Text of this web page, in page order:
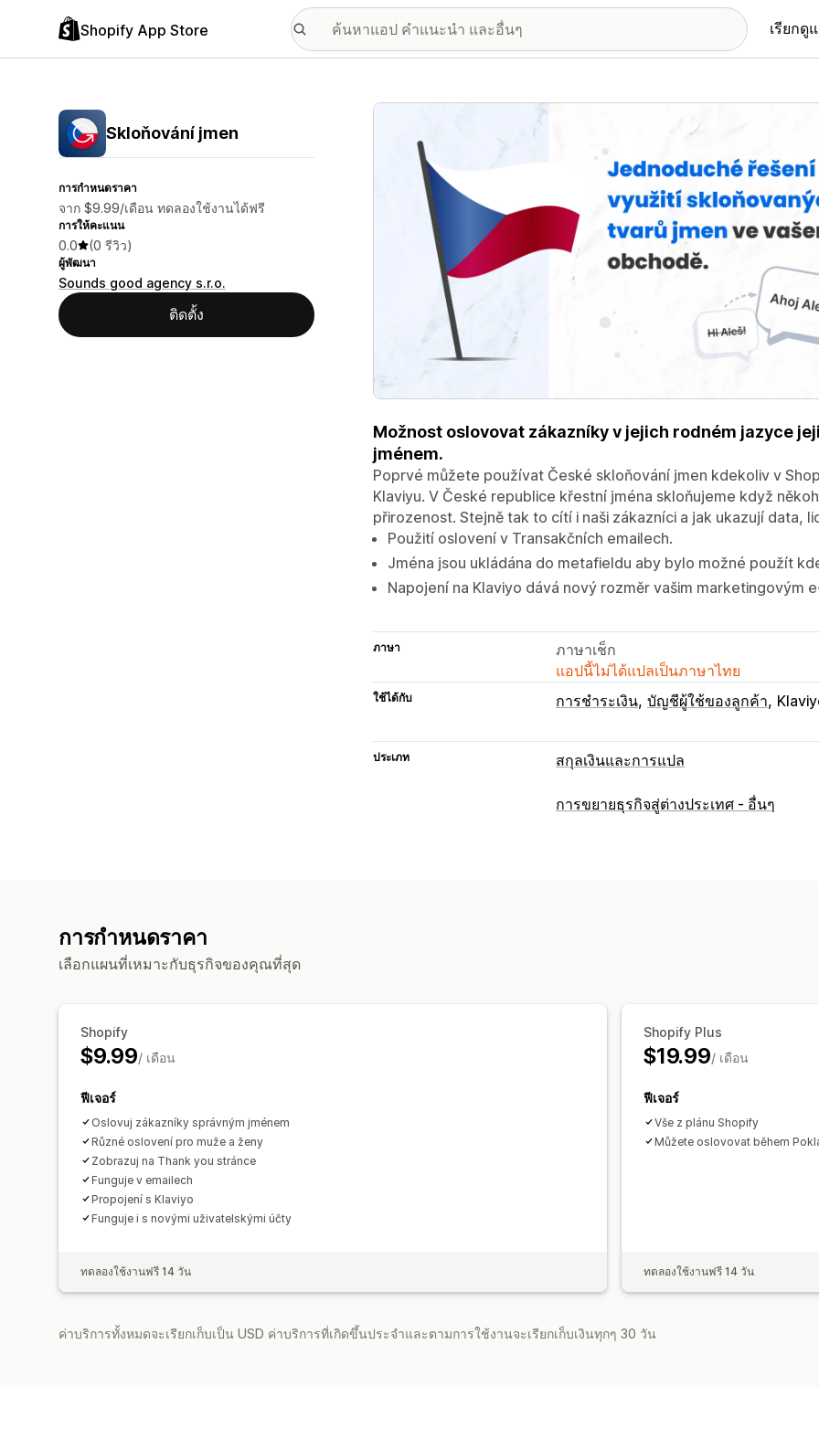
Shopify App Store เรียกดู
Skloňování jmen
การกำหนดราคา
จาก $9.99/เดือน ทดลองใช้งานได้ฟรี
การให้คะแนน
0.0 (0 รีวิว)
ผู้พัฒนา
Sounds good agency s.r.o.
ติดตั้ง
แกลเลอรีรูปภาพที่แสดง
Možnost oslovovat zákazníky v jejich rodném jazyce
jménem.
Poprvé můžete používat České skloňování jmen kdekoliv v
Klaviyu. V České republice křestní jména skloňujeme když
přirozenost. Stejně tak to cítí i naši zákazníci a jak ukazují data,
Použití oslovení v Transakčních emailech.
Jména jsou ukládána do metafieldu aby bylo možné použít
Napojení na Klaviyo dává nový rozměr vašim marketingovým
ภาษา
ภาษาเช็ก
แอปนี้ไม่ได้แปลเป็นภาษาไทย
ใช้ได้กับ การชำระเงิน บัญชีผู้ใช้ของลูกค้า
ประเภท สกุลเงินและการแปล
การขยายธุรกิจสู่ต่างประเทศ - อื่นๆ
การกำหนดราคา
เลือกแผนที่เหมาะกับธุรกิจของคุณที่สุด
Shopify
$9.99/ เดือน
ฟีเจอร์
Oslovuj zákazníky správným jménem
Různé oslovení pro muže a ženy
Zobrazuj na Thank you stránce
Funguje v emailech
Propojení s Klaviyo
Funguje i s novými uživatelskými účty
ทดลองใช้งานฟรี 14 วัน
Shopify Plus
$19.99/ เดือน
ฟีเจอร์
Vše z plánu Shopify
Můžete oslovovat během
ทดลองใช้งานฟรี 14 วัน
ค่าบริการทั้งหมดจะเรียกเก็บเป็น USD ค่าบริการที่เกิดขึ้นประจำและตามการใช้งานจะเรียกเก็บเงินทุกๆ 30 วัน